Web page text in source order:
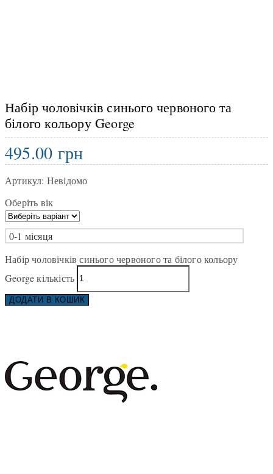
Набір чоловічків синього червоного та
білого кольору George
495.00грн
Артикул: Невідомо
Оберіть вік
0-1 місяця
Набір чоловічків синього червоного та білого кольору
George кількість
ДОДАТИ В КОШИК